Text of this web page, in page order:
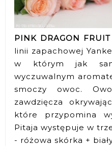
PINK DRAGON FRUIT
linii zapachowej
w którym jak
wyczuwalnym
smoczy owoc.
zawdzięcza
które przypomina
Pitaja występuje w
- różowa skórka +